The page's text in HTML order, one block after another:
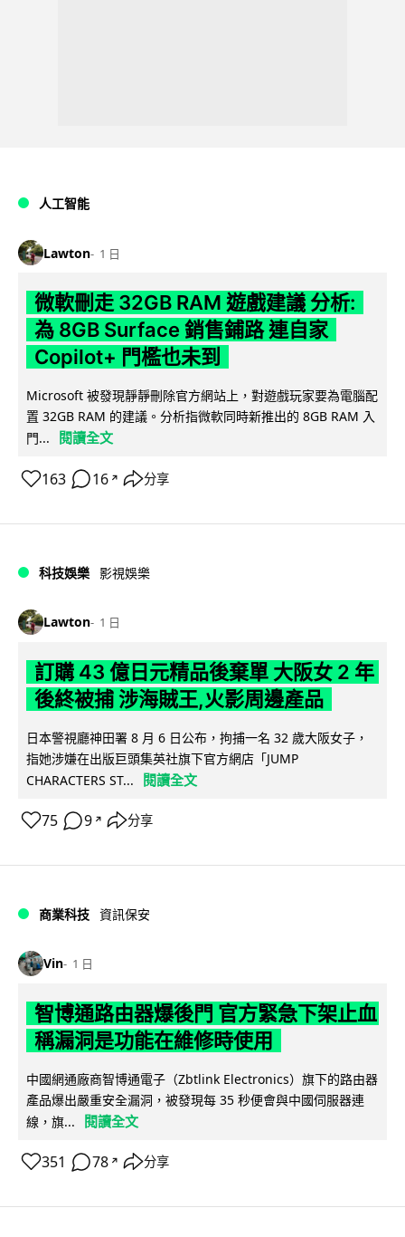
人工智能
Lawton 1 日
微軟刪走 32GB RAM 遊戲建議 分析:
為 8GB Surface 銷售鋪路 連自家
Copilot+ 門檻也未到
Microsoft 被發現靜靜刪除官方網站上，對遊戲玩家要為電腦配
置 32GB RAM 的建議。分析指微軟同時新推出的 8GB RAM 入
門...
閱讀全文
163 16 ↗ 分享
科技娛樂 影視娛樂
Lawton 1 日
訂購 43 億日元精品後棄單 大阪女 2 年
後終被捕 涉海賊王,火影周邊產品
日本警視廳神田署 8 月 6 日公布，拘捕一名 32 歲大阪女子，
指她涉嫌在出版巨頭集英社旗下官方網店「JUMP
CHARACTERS ST...
閱讀全文
75 9 ↗ 分享
商業科技 資訊保安
Vin 1 日
智博通路由器爆後門 官方緊急下架止血
稱漏洞是功能在維修時使用
中國網通廠商智博通電子（Zbtlink Electronics）旗下的路由器
產品爆出嚴重安全漏洞，被發現每 35 秒便會與中國伺服器連
線，旗...
閱讀全文
351 78 ↗ 分享